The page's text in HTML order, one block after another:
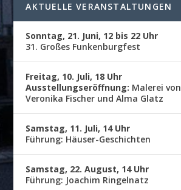
AKTUELLE VERANSTALTUNGEN
Sonntag, 21. Juni, 12 bis 22 Uhr
31. Großes Funkenburgfest
Freitag, 10. Juli, 18 Uhr
Ausstellungseröffnung: Malerei von
Veronika Fischer und Alma Glatz
Samstag, 11. Juli, 14 Uhr
Führung: Häuser-Geschichten
Samstag, 22. August, 14 Uhr
Führung: Joachim Ringelnatz